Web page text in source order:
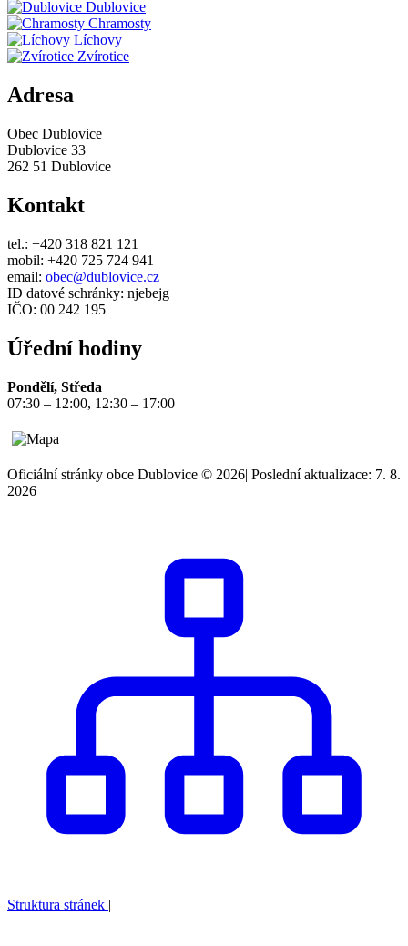
Dublovice
Chramosty
Líchovy
Zvírotice
Adresa
Obec Dublovice
Dublovice 33
262 51 Dublovice
Kontakt
tel.: +420 318 821 121
mobil: +420 725 724 941
email: obec@dublovice.cz
ID datové schránky: njebejg
IČO: 00 242 195
Úřední hodiny
Pondělí, Středa
07:30 – 12:00, 12:30 – 17:00
Oficiální stránky obce Dublovice © 2026| Poslední aktualizace: 7. 8.
2026
Struktura stránek |